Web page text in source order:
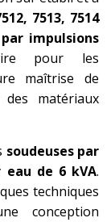
7513, 7514
impulsions
pour les
maîtrise de
matériaux
soudeuses par
de 6 kVA.
techniques
conception